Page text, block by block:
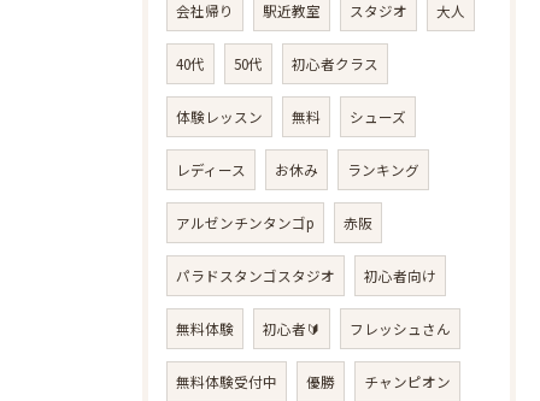
会社帰り 駅近教室 スタジオ 大人
40代 50代 初心者クラス
体験レッスン 無料 シューズ
レディース お休み ランキング
アルゼンチンタンゴp 赤阪
パラドスタンゴスタジオ 初心者向け
無料体験 初心者🔰 フレッシュさん
無料体験受付中 優勝 チャンピオン